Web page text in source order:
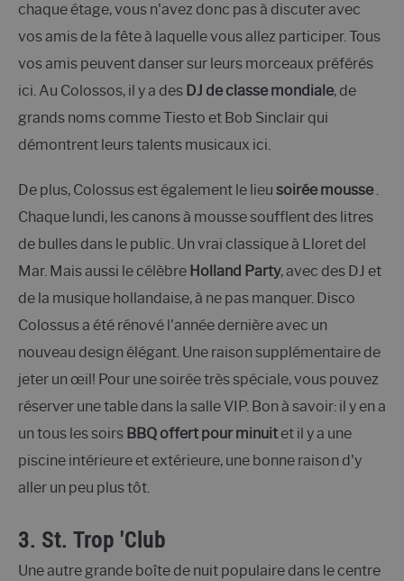
chaque étage, vous n'avez donc pas à discuter avec
vos amis de la fête à laquelle vous allez participer. Tous
vos amis peuvent danser sur leurs morceaux préférés
ici. Au Colossos, il y a des DJ de classe mondiale, de
grands noms comme Tiesto et Bob Sinclair qui
démontrent leurs talents musicaux ici.
De plus, Colossus est également le lieu soirée mousse .
Chaque lundi, les canons à mousse soufflent des litres
de bulles dans le public. Un vrai classique à Lloret del
Mar. Mais aussi le célèbre Holland Party, avec des DJ et
de la musique hollandaise, à ne pas manquer. Disco
Colossus a été rénové l'année dernière avec un
nouveau design élégant. Une raison supplémentaire de
jeter un œil! Pour une soirée très spéciale, vous pouvez
réserver une table dans la salle VIP. Bon à savoir: il y en a
un tous les soirs BBQ offert pour minuitet il y a une
piscine intérieure et extérieure, une bonne raison d'y
aller un peu plus tôt.
3. St. Trop 'Club
Une autre grande boîte de nuit populaire dans le centre